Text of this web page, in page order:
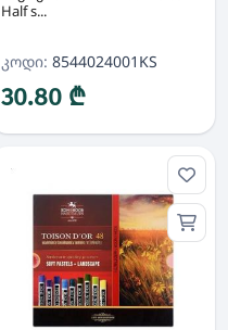
Half s...
კოდი: 8544024001KS
30.80 ₾